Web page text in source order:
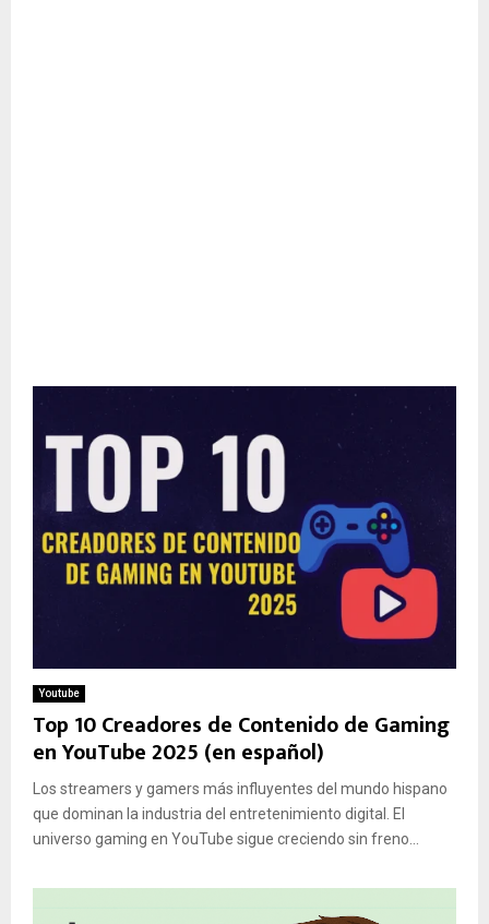
Youtube
Top 10 Creadores de Contenido de Gaming
en YouTube 2025 (en español)
Los streamers y gamers más influyentes del mundo hispano
que dominan la industria del entretenimiento digital. El
universo gaming en YouTube sigue creciendo sin freno...